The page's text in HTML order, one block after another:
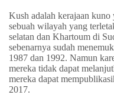
Kush adalah kerajaan
sebuah wilayah yang
selatan dan Khartoum di
sebenarnya sudah
1987 dan 1992. Namun
mereka tidak dapat
mereka dapat
2017.